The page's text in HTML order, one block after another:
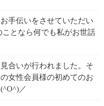
手伝いをさせていただい
となら何でも私がお世話
合いが行われました。そ
女性会員様の初めてのお
／